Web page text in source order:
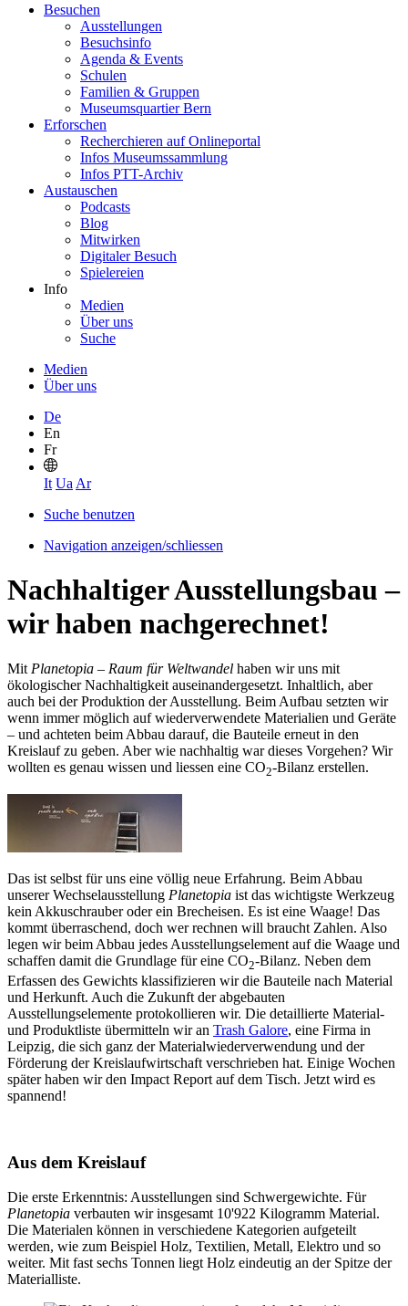
Besuchen
Ausstellungen
Besuchsinfo
Agenda & Events
Schulen
Familien & Gruppen
Museumsquartier Bern
Erforschen
Recherchieren auf Onlineportal
Infos Museumssammlung
Infos PTT-Archiv
Austauschen
Podcasts
Blog
Mitwirken
Digitaler Besuch
Spielereien
Info
Medien
Über uns
Suche
Medien
Über uns
De
En
Fr
It Ua Ar
Suche benutzen
Navigation anzeigen/schliessen
Nachhaltiger Ausstellungsbau –
wir haben nachgerechnet!
Mit Planetopia – Raum für Weltwandel haben wir uns mit
ökologischer Nachhaltigkeit auseinandergesetzt. Inhaltlich, aber
auch bei der Produktion der Ausstellung. Beim Aufbau setzten wir
wenn immer möglich auf wiederverwendete Materialien und Geräte
– und achteten beim Abbau darauf, die Bauteile erneut in den
Kreislauf zu geben. Aber wie nachhaltig war dieses Vorgehen? Wir
wollten es genau wissen und liessen eine CO2-Bilanz erstellen.
Das ist selbst für uns eine völlig neue Erfahrung. Beim Abbau
unserer Wechselausstellung Planetopia ist das wichtigste Werkzeug
kein Akkuschrauber oder ein Brecheisen. Es ist eine Waage! Das
kommt überraschend, doch wer rechnen will braucht Zahlen. Also
legen wir beim Abbau jedes Ausstellungselement auf die Waage und
schaffen damit die Grundlage für eine CO2-Bilanz. Neben dem
Erfassen des Gewichts klassifizieren wir die Bauteile nach Material
und Herkunft. Auch die Zukunft der abgebauten
Ausstellungselemente protokollieren wir. Die detaillierte Material-
und Produktliste übermitteln wir an Trash Galore, eine Firma in
Leipzig, die sich ganz der Materialwiederverwendung und der
Förderung der Kreislaufwirtschaft verschrieben hat. Einige Wochen
später haben wir den Impact Report auf dem Tisch. Jetzt wird es
spannend!
Aus dem Kreislauf
Die erste Erkenntnis: Ausstellungen sind Schwergewichte. Für
Planetopia verbauten wir insgesamt 10'922 Kilogramm Material.
Die Materialen können in verschiedene Kategorien aufgeteilt
werden, wie zum Beispiel Holz, Textilien, Metall, Elektro und so
weiter. Mit fast sechs Tonnen liegt Holz eindeutig an der Spitze der
Materialliste.